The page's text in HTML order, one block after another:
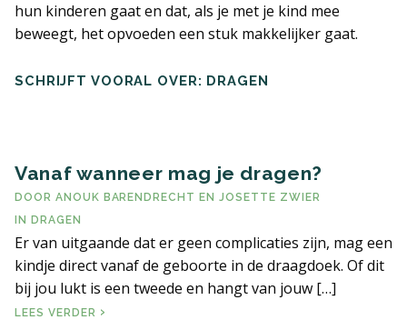
hun kinderen gaat en dat, als je met je kind mee
beweegt, het opvoeden een stuk makkelijker gaat.
SCHRIJFT VOORAL OVER: DRAGEN
Vanaf wanneer mag je dragen?
DOOR ANOUK BARENDRECHT EN JOSETTE ZWIER
IN
DRAGEN
Er van uitgaande dat er geen complicaties zijn, mag een
kindje direct vanaf de geboorte in de draagdoek. Of dit
bij jou lukt is een tweede en hangt van jouw […]
LEES VERDER VANAF WANNEER MAG JE DRAGEN?